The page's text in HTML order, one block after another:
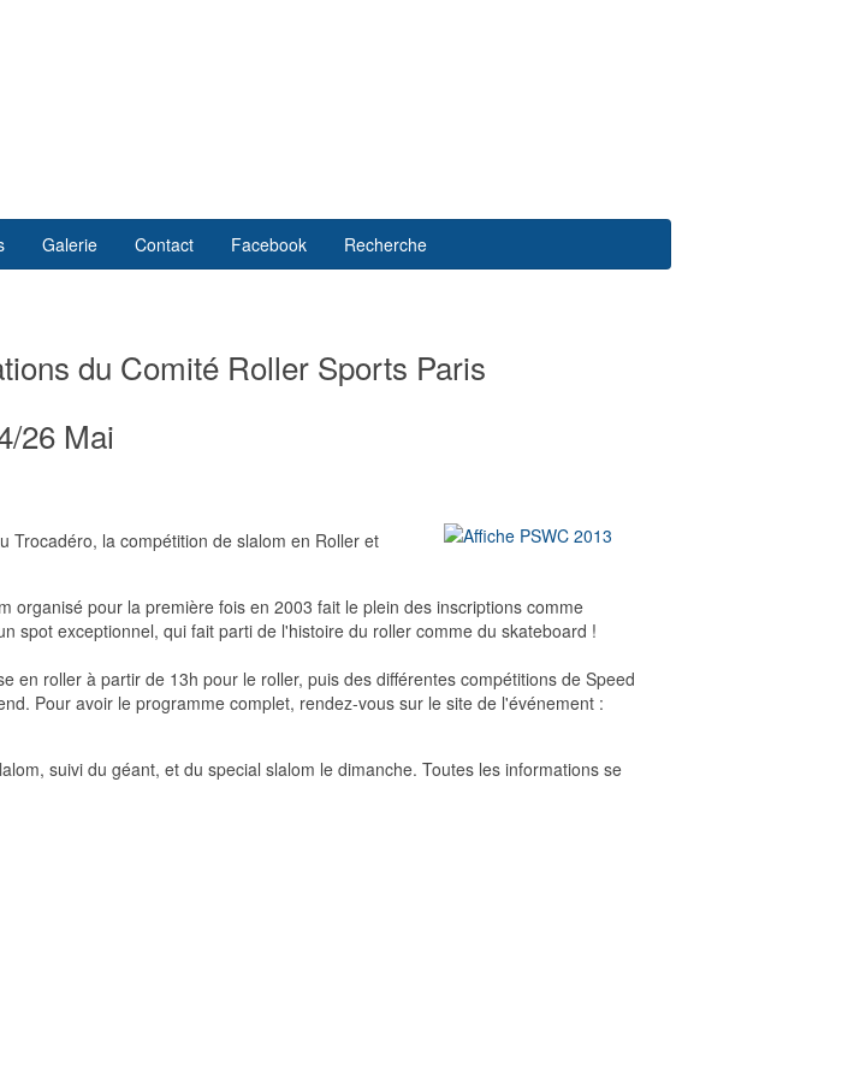
Galerie Contact Facebook Recherche
du Comité Roller Sports Paris
26 Mai
Trocadéro, la compétition de slalom en Roller et
organisé pour la première fois en 2003 fait le plein des inscriptions comme
spot exceptionnel, qui fait parti de l'histoire du roller comme du skateboard !
en roller à partir de 13h pour le roller, puis des différentes compétitions de Speed
Pour avoir le programme complet, rendez-vous sur le site de l'événement :
suivi du géant, et du special slalom le dimanche. Toutes les informations se